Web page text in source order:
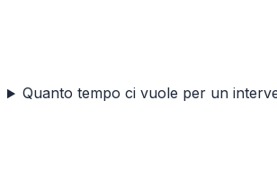
Quanto tempo ci vuole per un